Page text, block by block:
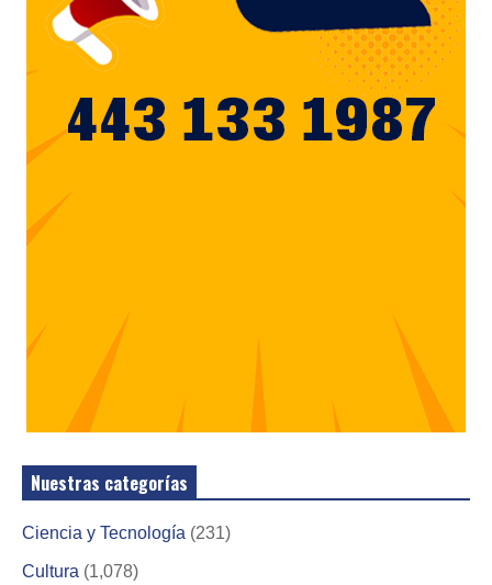
Nuestras categorías
Ciencia y Tecnología (231)
Cultura (1,078)